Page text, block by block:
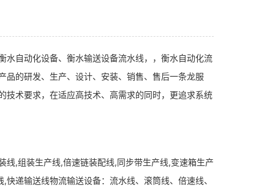
水自动化设备、衡水输送设备流水线，，衡水自动化流
品的研发、生产、设计、安装、销售、售后一条龙服
技术要求，在适应高技术、高需求的同时，更追求系统
,组装生产线,倍速链装配线,同步带生产线,变速箱生产
递输送线物流输送设备：流水线、滚筒线、倍速线、